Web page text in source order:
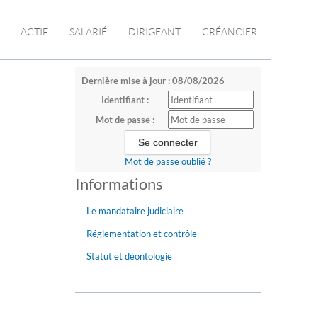
ACTIF SALARIÉ DIRIGEANT CRÉANCIER
Dernière mise à jour : 08/08/2026
Identifiant :
Mot de passe :
Mot de passe oublié ?
Informations
Le mandataire judiciaire
Réglementation et contrôle
Statut et déontologie